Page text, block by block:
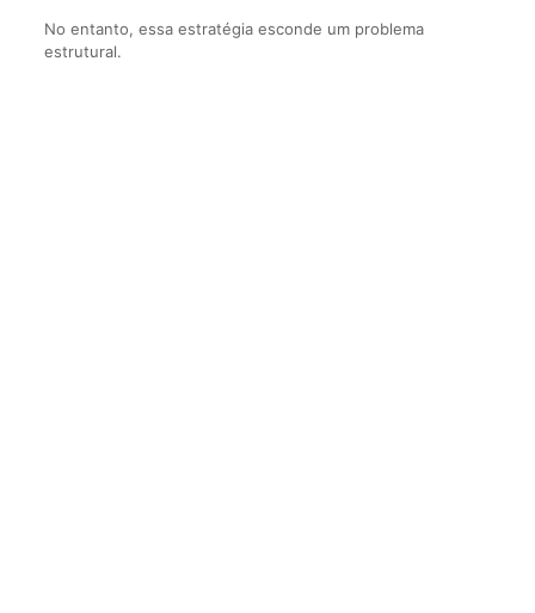
No entanto, essa estratégia esconde um problema
estrutural.